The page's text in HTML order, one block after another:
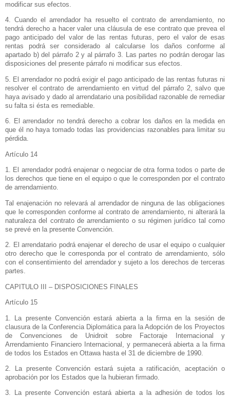
modificar sus efectos.
4. Cuando el arrendador ha resuelto el contrato de arrendamiento, no
tendrá derecho a hacer valer una cláusula de ese contrato que prevea el
pago anticipado del valor de las rentas futuras, pero el valor de esas
rentas podrá ser considerado al calcularse los daños conforme al
apartado b) del párrafo 2 y al párrafo 3. Las partes no podrán derogar las
disposiciones del presente párrafo ni modificar sus efectos.
5. El arrendador no podrá exigir el pago anticipado de las rentas futuras ni
resolver el contrato de arrendamiento en virtud del párrafo 2, salvo que
haya avisado y dado al arrendatario una posibilidad razonable de remediar
su falta si ésta es remediable.
6. El arrendador no tendrá derecho a cobrar los daños en la medida en
que él no haya tomado todas las providencias razonables para limitar su
pérdida.
Artículo 14
1. El arrendador podrá enajenar o negociar de otra forma todos o parte de
los derechos que tiene en el equipo o que le corresponden por el contrato
de arrendamiento.
Tal enajenación no relevará al arrendador de ninguna de las obligaciones
que le corresponden conforme al contrato de arrendamiento, ni alterará la
naturaleza del contrato de arrendamiento o su régimen jurídico tal como
se prevé en la presente Convención.
2. El arrendatario podrá enajenar el derecho de usar el equipo o cualquier
otro derecho que le corresponda por el contrato de arrendamiento, sólo
con el consentimiento del arrendador y sujeto a los derechos de terceras
partes.
CAPITULO III – DISPOSICIONES FINALES
Artículo 15
1. La presente Convención estará abierta a la firma en la sesión de
clausura de la Conferencia Diplomática para la Adopción de los Proyectos
de Convenciones de Unidroit sobre Factoraje Internacional y
Arrendamiento Financiero Internacional, y permanecerá abierta a la firma
de todos los Estados en Ottawa hasta el 31 de diciembre de 1990.
2. La presente Convención estará sujeta a ratificación, aceptación o
aprobación por los Estados que la hubieran firmado.
3. La presente Convención estará abierta a la adhesión de todos los